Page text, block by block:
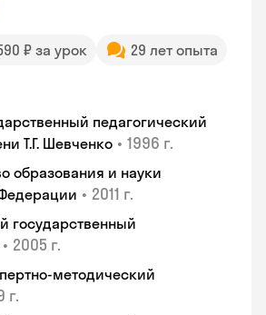
₽ за урок
29 лет опыта
педагогический
Т.Г. Шевченко • 1996 г.
образования и науки
• 2011 г.
государственный
• 2005 г.
методический
г.